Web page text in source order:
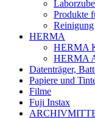
Produkte
Reinigung
HERMA
HERMA
HERMA
Datenträger,
Papiere und
Filme
Fuji Instax